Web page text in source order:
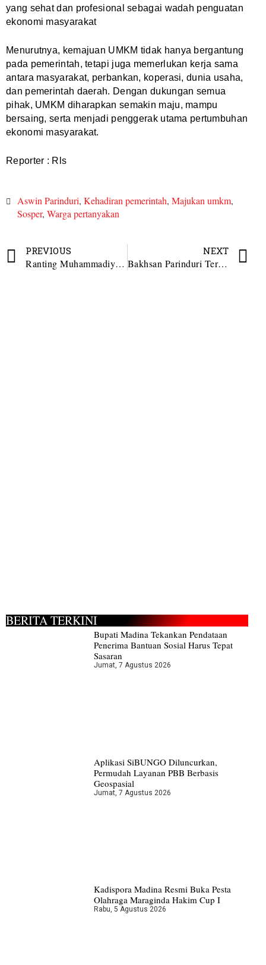
yang sehat dan profesional sebagai wadah penguatan
ekonomi masyarakat
Menurutnya, kemajuan UMKM tidak hanya bergantung
pada pemerintah, tetapi juga memerlukan kerja sama
antara masyarakat, perbankan, koperasi, dunia usaha,
dan pemerintah daerah. Dengan dukungan semua
pihak, UMKM diharapkan semakin maju, mampu
bersaing, serta menjadi penggerak utama pertumbuhan
ekonomi masyarakat.
Reporter : Rls
Aswin Parinduri, Kehadiran pemerintah, Majukan umkm,
Sosper, Warga pertanyakan
PREVIOUS
Ranting Muhammadiyah Gunung Tua Iparbondar Pasang Plank Tanda Kepemilikan Lahan 3.467 meter
NEXT
Bakhsan Parinduri Terima Penghargaan Nasional Pelestarian Bahasa dan Sastra Daerah
BERITA TERKINI
Bupati Madina Tekankan Pendataan
Penerima Bantuan Sosial Harus Tepat
Sasaran
Jumat, 7 Agustus 2026
Aplikasi SiBUNGO Diluncurkan,
Permudah Layanan PBB Berbasis
Geospasial
Jumat, 7 Agustus 2026
Kadispora Madina Resmi Buka Pesta
Olahraga Maraginda Hakim Cup I
Rabu, 5 Agustus 2026